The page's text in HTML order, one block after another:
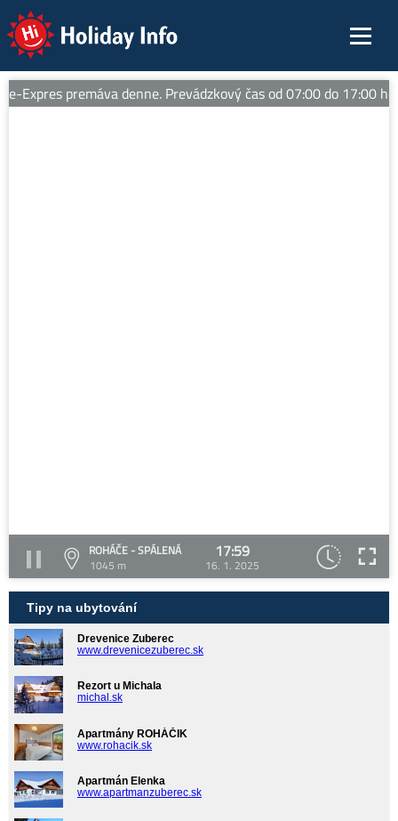
Holiday Info
Expres premáva denne. Prevádzkový čas od 07:00 do 17:00
ROHÁČE - SPÁLENÁ
1045 m
17:59
16. 1. 2025
Tipy na ubytování
Drevenice Zuberec
www.drevenicezuberec.sk
Rezort u Michala
michal.sk
Apartmány ROHÁČIK
www.rohacik.sk
Apartmán Elenka
www.apartmanzuberec.sk